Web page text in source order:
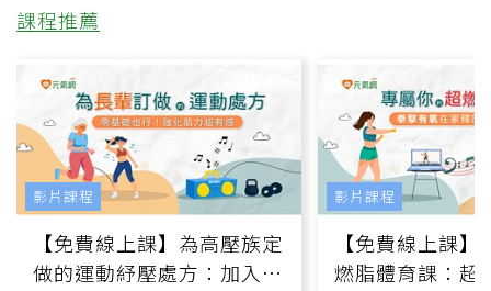
課程推薦
【免費線上課】為高壓族定
做的運動紓壓處方：加入行
影片課程
【免費線上課
燃脂體育課：超
影片課程